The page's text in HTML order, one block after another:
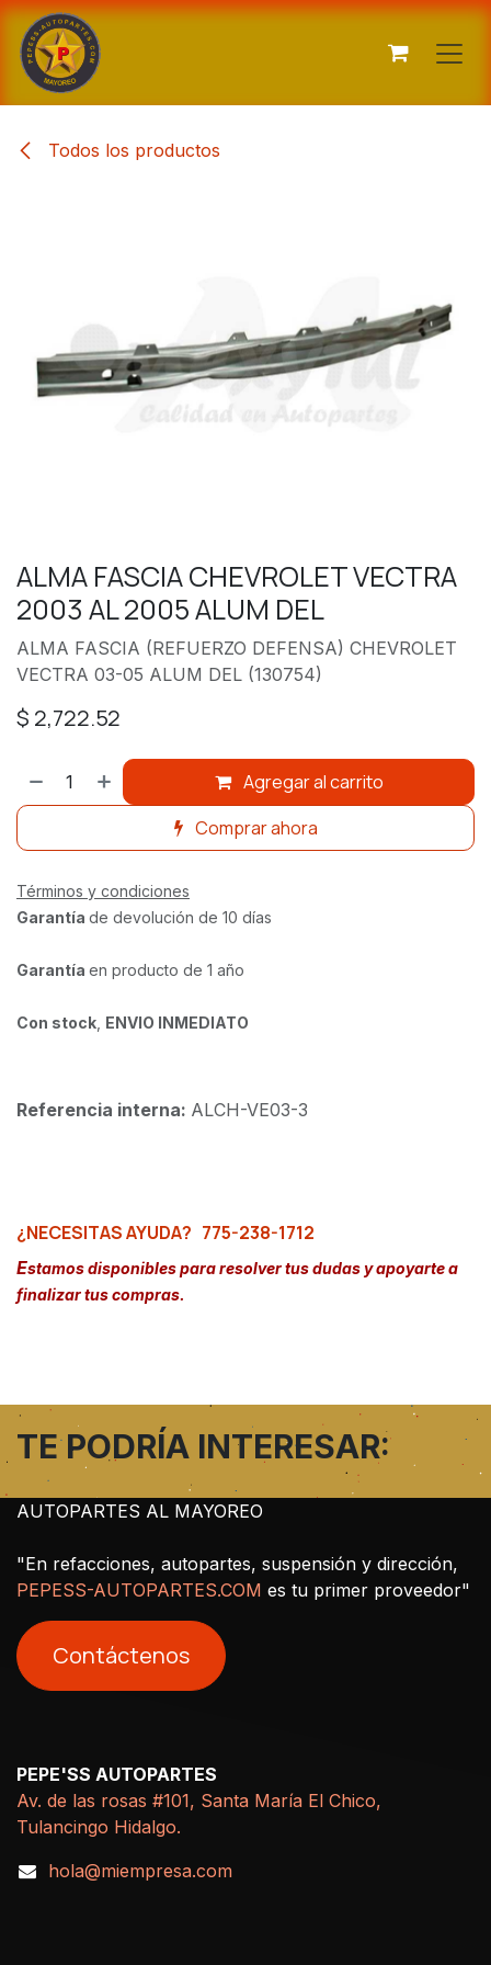
Ir al contenido
Todos los productos
ALMA FASCIA CHEVROLET VECTRA
2003 AL 2005 ALUM DEL
ALMA FASCIA (REFUERZO DEFENSA) CHEVROLET
VECTRA 03-05 ALUM DEL (130754)
$ 2,722.52
Agregar al carrito
Comprar ahora
Términos y condiciones
Garantía de devolución de 10 días
Garantía en producto de 1 año
Con stock ENVIO INMEDIATO
Referencia interna: ALCH-VE03-3
¿NECESITAS AYUDA? 775-238-1712
Estamos disponibles para resolver tus dudas y apoyarte a
finalizar tus compras.
TE PODRÍA INTERESAR:
AUTOPARTES AL MAYOREO
"En refacciones, autopartes, suspensión y dirección,
PEPESS-AUTOPARTES.COM es tu primer proveedor"
Contáctenos
PEPE'SS AUTOPARTES
Av. de las rosas #101, Santa María El Chico,
Tulancingo Hidalgo.
hola@miempresa.com